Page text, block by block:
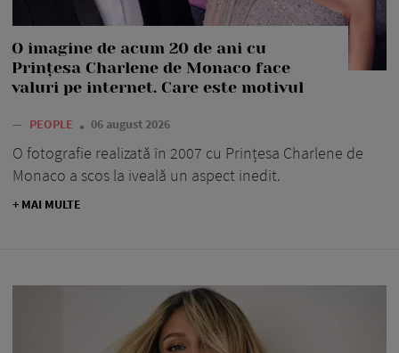
O imagine de acum 20 de ani cu
Prințesa Charlene de Monaco face
valuri pe internet. Care este motivul
— PEOPLE 06 august 2026
O fotografie realizată în 2007 cu Prințesa Charlene de
Monaco a scos la iveală un aspect inedit.
+ MAI MULTE